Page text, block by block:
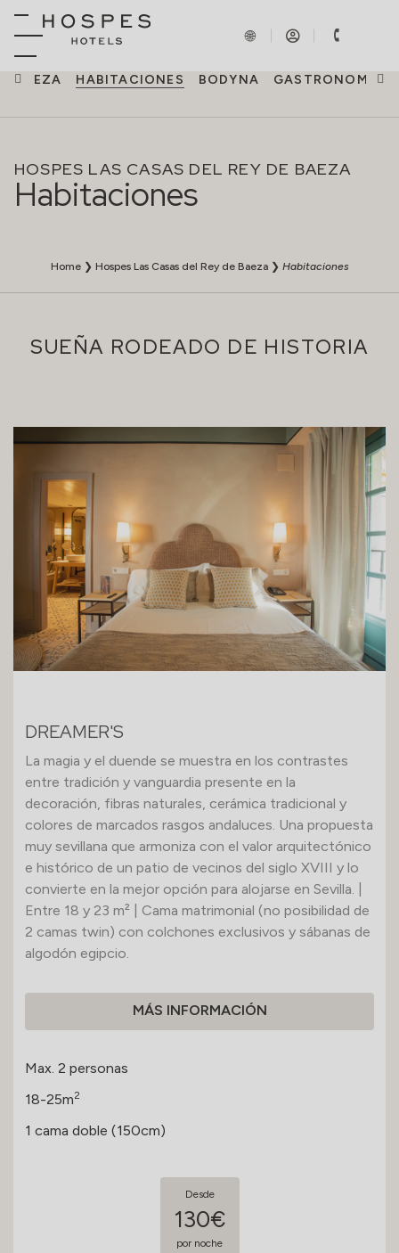
BAEZA HABITACIONES BODYNA GASTRONOMÍA
HOSPES LAS CASAS DEL REY DE BAEZA
Habitaciones
Home❯ Hospes Las Casas del Rey de Baeza❯ Habitaciones
SUEÑA RODEADO DE HISTORIA
DREAMER'S
La magia y el duende se muestra en los contrastes
entre tradición y vanguardia presente en la
decoración, fibras naturales, cerámica tradicional y
colores de marcados rasgos andaluces. Una propuesta
muy sevillana que armoniza con el valor arquitectónico
e histórico de un patio de vecinos del siglo XVIII y lo
convierte en la mejor opción para alojarse en Sevilla. |
Entre 18 y 23 m² | Cama matrimonial (no posibilidad de
2 camas twin) con colchones exclusivos y sábanas de
algodón egipcio.
MÁS INFORMACIÓN
Max. 2 personas
18-25m2
1 cama doble (150cm)
Desde
130€
por noche